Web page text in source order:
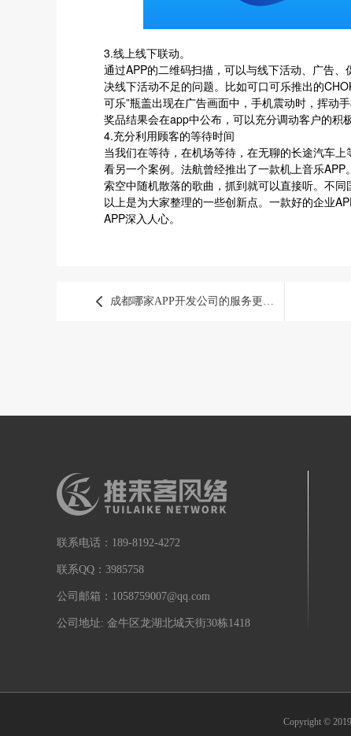
3.线上线下联动。
通过APP的二维码扫描，可以与线下活动、广告
决线下活动不足的问题。比如可口可乐推出的
可乐”瓶盖出现在广告画面中，手机震动时，挥动
奖品结果会在app中公布，可以充分调动客户的积
4.充分利用顾客的等待时间
当我们在等待，在机场等待，在无聊的长途汽车
看另一个案例。法航曾经推出了一款机上音乐
索空中随机散落的歌曲，抓到就可以直接听。不同
以上是为大家整理的一些创新点。一款好的企业
APP深入人心。
成都哪家APP开发公司的服务更好呢
联系电话：189-8192-4272
联系QQ：3985758
公司邮箱：1058759007@qq.com
公司地址: 金牛区龙湖北城天街30栋1418
Copyright ©